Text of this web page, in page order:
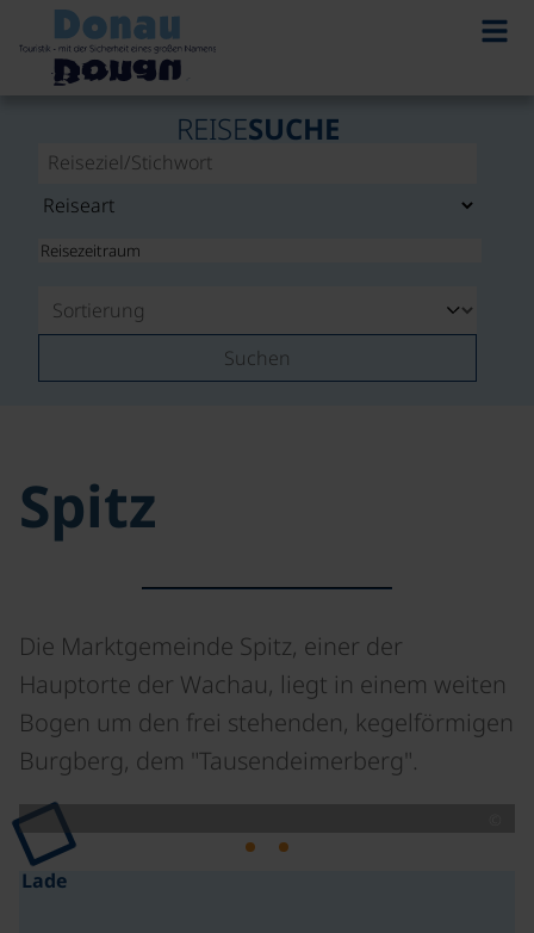
REISESUCHE
Suchen
Spitz
Die Marktgemeinde Spitz, einer der
Hauptorte der Wachau, liegt in einem weiten
Bogen um den frei stehenden, kegelförmigen
Burgberg, dem "Tausendeimerberg".
Lade